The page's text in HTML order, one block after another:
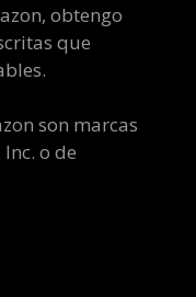
obtengo
que
son marcas
o de